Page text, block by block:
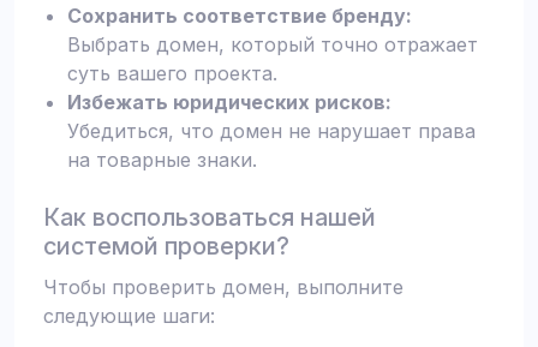
Сохранить соответствие бренду:
Выбрать домен, который точно отражает
суть вашего проекта.
Избежать юридических рисков:
Убедиться, что домен не нарушает права
на товарные знаки.
Как воспользоваться нашей
системой проверки?
Чтобы проверить домен, выполните
следующие шаги: